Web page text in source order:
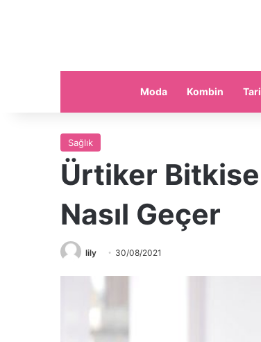
Moda Kombin
Sağlık
Ürtiker
Nasıl Geçer
lily 30/08/2021